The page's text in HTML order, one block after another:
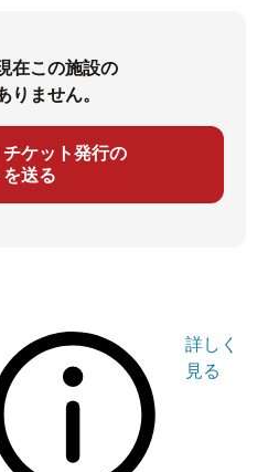
在この施設の
りません。
ケット発行の
送る
詳しく
見る